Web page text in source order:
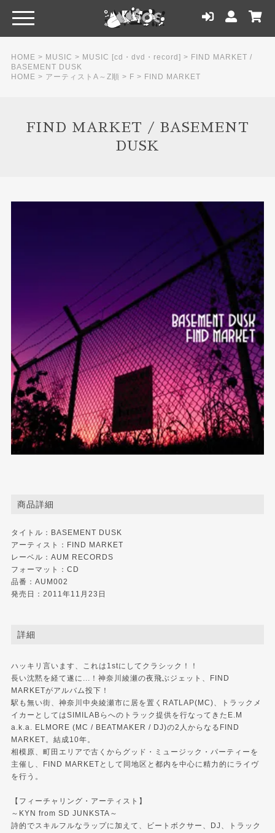
HOME > MUSIC > MUSIC [cd・dvd・record] > FIND MARKET /
BASEMENT DUSK
HOME > アーティストA～Z順 > F > FIND MARKET
FIND MARKET / BASEMENT
DUSK
商品詳細
タイトル：BASEMENT DUSK
アーティスト：FIND MARKET
レーベル： AUM RECORDS
フォーマット：CD
品番：AUM002
発売日：2011年11月23日
詳細
ハッキリ言います、これは1stにしてクラシック！！
長い沈黙を経て遂に...！神奈川綾瀬の夜飛ぶジェット、FIND
MARKETがアルバム投下！
駅も無い街、神奈川中央綾瀬市に居を置くRATLAP(MC)、トラックメ
イカーとしてはSIMILABらへのトラック提供を行なってきたE.M
a.k.a. ELMORE (MC / BEATMAKER / DJ)の2人からなるFIND
MARKET。結成10年。
相模原、町田エリアで古くからグッド・ミュージック・パーティーを
主催し、FIND MARKETとして同地区と都内を中心に精力的にライヴ
を行う。
【フィーチャリング・アーティスト】
～KYN from SD JUNKSTA～
詩的でスキルフルなラップに加えて、ビートボクサー、DJ、トラック